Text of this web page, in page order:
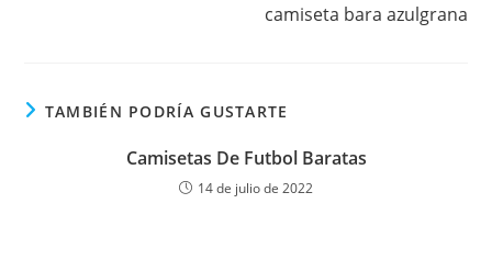
camiseta bara azulgrana
TAMBIÉN PODRÍA GUSTARTE
Camisetas De Futbol Baratas
14 de julio de 2022